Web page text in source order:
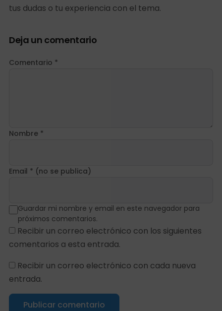
tus dudas o tu experiencia con el tema.
Deja un comentario
Comentario *
Nombre *
Email * (no se publica)
Guardar mi nombre y email en este navegador para
próximos comentarios.
Recibir un correo electrónico con los siguientes
comentarios a esta entrada.
Recibir un correo electrónico con cada nueva
entrada.
Publicar comentario